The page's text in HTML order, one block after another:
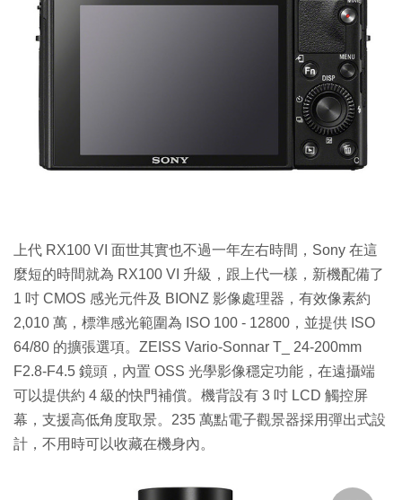
上代 RX100 VI 面世其實也不過一年左右時間，Sony 在這
麼短的時間就為 RX100 VI 升級，跟上代一樣，新機配備了
1 吋 CMOS 感光元件及 BIONZ 影像處理器，有效像素約
2,010 萬，標準感光範圍為 ISO 100 - 12800，並提供 ISO
64/80 的擴張選項。ZEISS Vario-Sonnar T_ 24-200mm
F2.8-F4.5 鏡頭，內置 OSS 光學影像穩定功能，在遠攝端
可以提供約 4 級的快門補償。機背設有 3 吋 LCD 觸控屏
幕，支援高低角度取景。235 萬點電子觀景器採用彈出式設
計，不用時可以收藏在機身內。